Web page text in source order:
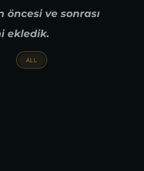
öncesi ve sonrası
ekledik.
ALL